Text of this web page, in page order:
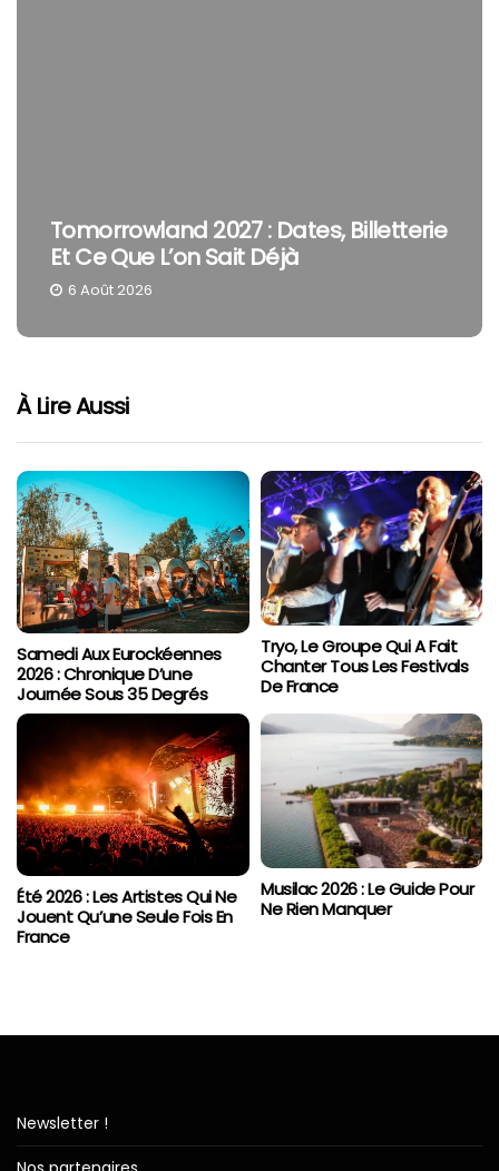
Tomorrowland 2027 : Dates, Billetterie
Et Ce Que L’on Sait Déjà
6 Août 2026
À Lire Aussi
Samedi Aux Eurockéennes
2026 : Chronique D’une
Journée Sous 35 Degrés
Tryo, Le Groupe Qui A Fait
Chanter Tous Les Festivals
De France
Été 2026 : Les Artistes Qui Ne
Jouent Qu’une Seule Fois En
France
Musilac 2026 : Le Guide Pour
Ne Rien Manquer
Newsletter !